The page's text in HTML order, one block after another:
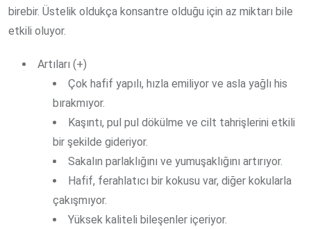
birebir. Üstelik oldukça konsantre olduğu için az miktarı bile
etkili oluyor.
Artıları (+)
Çok hafif yapılı, hızla emiliyor ve asla yağlı his
bırakmıyor.
Kaşıntı, pul pul dökülme ve cilt tahrişlerini etkili
bir şekilde gideriyor.
Sakalın parlaklığını ve yumuşaklığını artırıyor.
Hafif, ferahlatıcı bir kokusu var, diğer kokularla
çakışmıyor.
Yüksek kaliteli bileşenler içeriyor.